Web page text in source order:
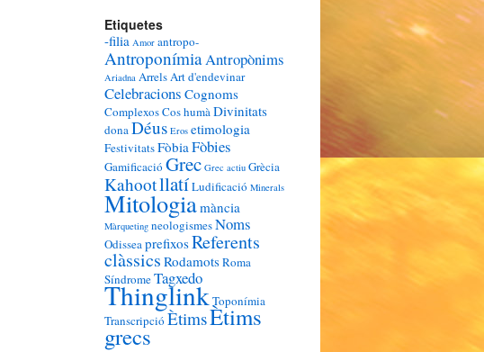
Etiquetes
-filia Amor antropo-
AntroponímiaAntropònims
Ariadna Arrels Art d'endevinar
Celebracions Cognoms
ComplexosCos humà Divinitats
dona Déus Eros etimologia
FestivitatsFòbia Fòbies
Gamificació Grec Grec actiu Grècia
KahootllatíLudificació Minerals
Mitologiamància
Màrqueting neologismesNoms
Odissea prefixosReferents
clàssics RodamotsRoma
SíndromeTagxedo
Thinglink Toponímia
Transcripció ÈtimsÈtims
grecs